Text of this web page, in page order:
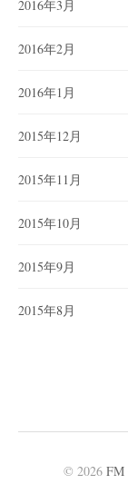
2016年3月
2016年2月
2016年1月
2015年12月
2015年11月
2015年10月
2015年9月
2015年8月
© 2026 FM